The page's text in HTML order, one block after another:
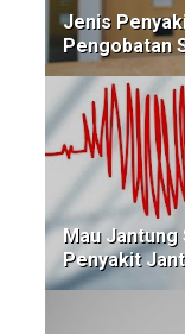
Jenis
Pengobatan
Mau Jantung
Penyakit